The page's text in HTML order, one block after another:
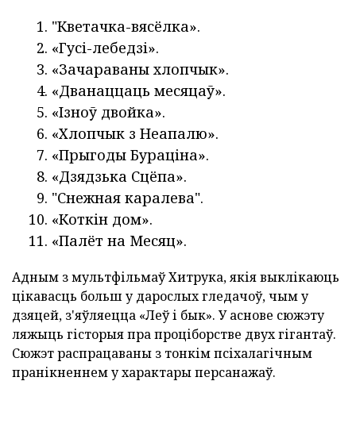
"Кветачка-вясёлка».
«Гусі-лебедзі».
«Зачараваны хлопчык».
«Дванаццаць месяцаў».
«Ізноў двойка».
«Хлопчык з Неапалю».
«Прыгоды Бураціна».
«Дзядзька Сцёпа».
"Снежная каралева".
«Коткін дом».
«Палёт на Месяц».
Адным з мультфільмаў Хитрука, якія выклікаюць
цікавасць больш у дарослых гледачоў, чым у
дзяцей, з'яўляецца «Леў і бык». У аснове сюжэту
ляжыць гісторыя пра проціборстве двух гігантаў.
Сюжэт распрацаваны з тонкім псіхалагічным
пранікненнем у характары персанажаў.